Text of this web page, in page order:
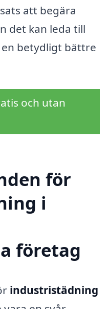
att begära
det kan leda till
betydligt bättre
och utan
för
i
företag
industristädning